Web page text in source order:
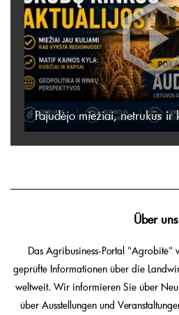
Pajudėjo miežiai, netrukus ir
Über uns
Das Agribusiness-Portal "Agrobitė"
geprüfte Informationen über die
weltweit. Wir informieren Sie über
über Ausstellungen und